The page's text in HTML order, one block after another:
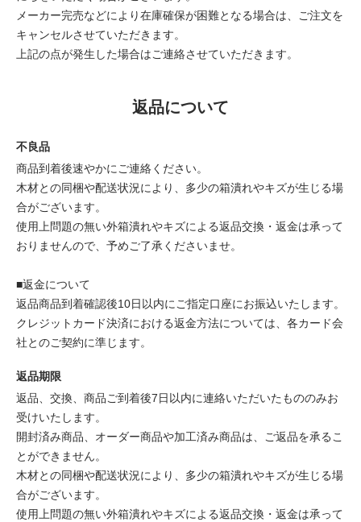
メーカー完売などにより在庫確保が困難となる場合は、ご注文を
キャンセルさせていただきます。
上記の点が発生した場合はご連絡させていただきます。
返品について
不良品
商品到着後速やかにご連絡ください。
木材との同梱や配送状況により、多少の箱潰れやキズが生じる場
合がございます。
使用上問題の無い外箱潰れやキズによる返品交換・返金は承って
おりませんので、予めご了承くださいませ。
■返金について
返品商品到着確認後10日以内にご指定口座にお振込いたします。
クレジットカード決済における返金方法については、各カード会
社とのご契約に準じます。
返品期限
返品、交換、商品ご到着後7日以内に連絡いただいたもののみお
受けいたします。
開封済み商品、オーダー商品や加工済み商品は、ご返品を承るこ
とができません。
木材との同梱や配送状況により、多少の箱潰れやキズが生じる場
合がございます。
使用上問題の無い外箱潰れやキズによる返品交換・返金は承って